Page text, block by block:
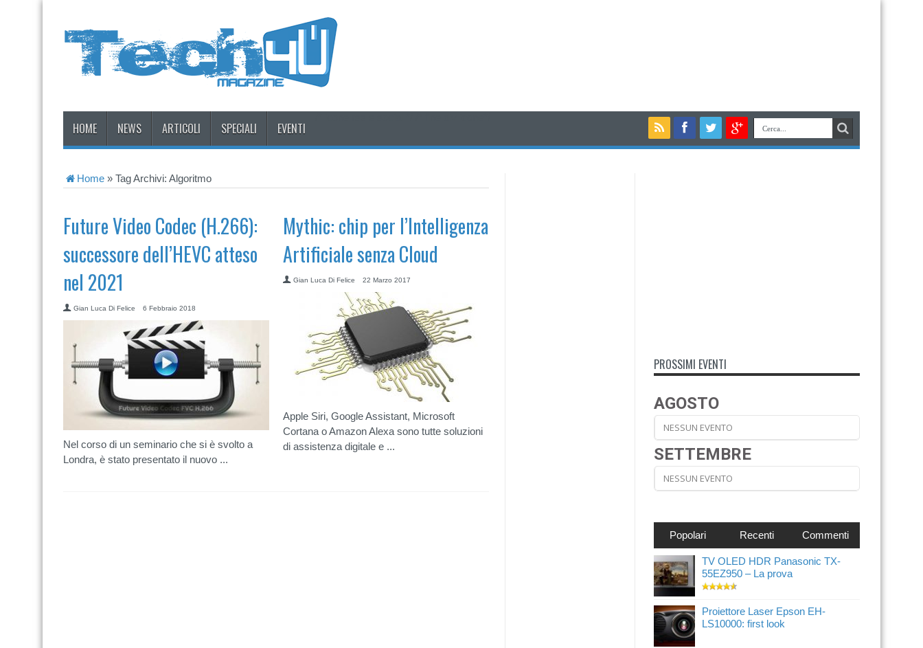
HOME NEWS ARTICOLI SPECIALI EVENTI
Home » Tag Archivi: Algoritmo
Future Video Codec (H.266):
successore dell’HEVC atteso
nel 2021
Gian Luca Di Felice 6 Febbraio 2018
Nel corso di un seminario che si è svolto a
Londra, è stato presentato il nuovo ...
Mythic: chip per l’Intelligenza
Artificiale senza Cloud
Gian Luca Di Felice 22 Marzo 2017
Apple Siri, Google Assistant, Microsoft
Cortana o Amazon Alexa sono tutte soluzioni
di assistenza digitale e ...
PROSSIMI EVENTI
AGOSTO
NESSUN EVENTO
SETTEMBRE
NESSUN EVENTO
Popolari Recenti Commenti
TV OLED HDR Panasonic TX-
55EZ950 – La prova
Proiettore Laser Epson EH-
LS10000: first look